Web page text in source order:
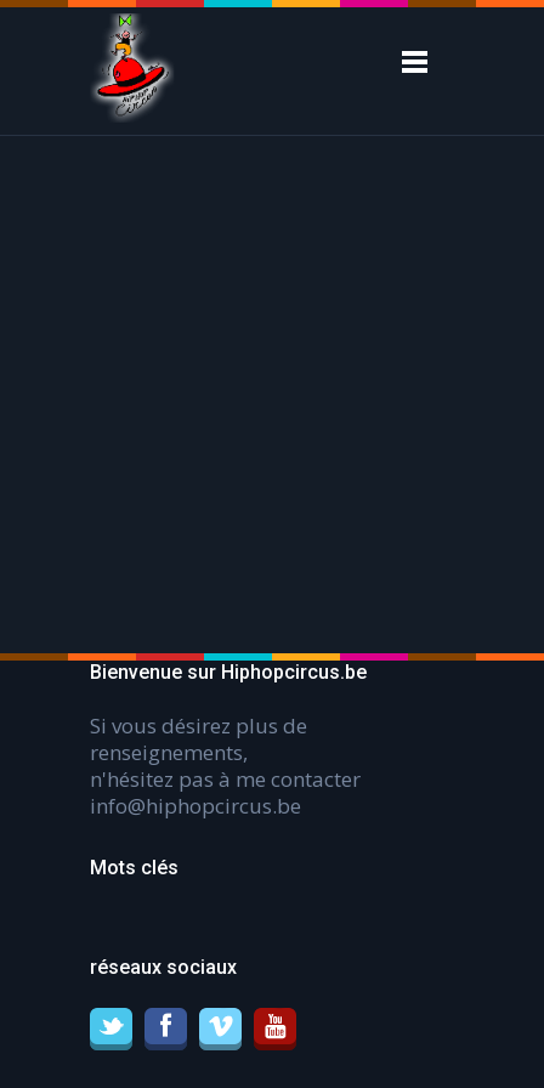
Bienvenue sur Hiphopcircus.be
Si vous désirez plus de
renseignements,
n'hésitez pas à me contacter
info@hiphopcircus.be
Mots clés
réseaux sociaux